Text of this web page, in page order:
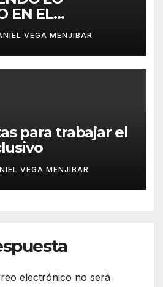
EN EL
ERASMUS+
E
VEGA MENJIBAR
para trabajar el
VEGA MENJIBAR
electrónico no será